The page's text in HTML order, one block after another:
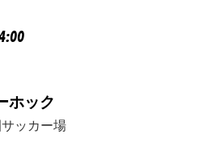
ホック
ッカー場